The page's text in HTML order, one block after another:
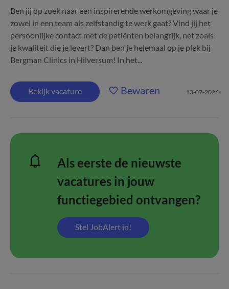
Ben jij op zoek naar een inspirerende werkomgeving waar je
zowel in een team als zelfstandig te werk gaat? Vind jij het
persoonlijke contact met de patiënten belangrijk, net zoals
je kwaliteit die je levert? Dan ben je helemaal op je plek bij
Bergman Clinics in Hilversum! In het...
Bekijk vacature Bewaren 13-07-2026
Als eerste de nieuwste
vacatures in jouw
functiegebied ontvangen?
Stel JobAlert in!